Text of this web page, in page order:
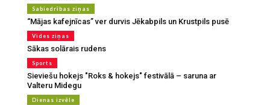
Sabiedrības ziņas
“Mājas kafejnīcas” ver durvis Jēkabpils un Krustpils pusē
Vides ziņas
Sākas solārais rudens
Sports
Sieviešu hokejs "Roks & hokejs" festivālā – saruna ar
Valteru Midegu
Dienas izvēle